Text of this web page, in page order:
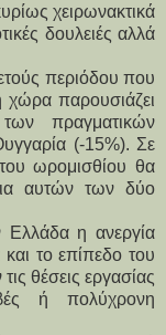
χειρωνακτικά
δουλειές αλλά
περιόδου που
παρουσιάζει
πραγματικών
(-15%). Σε
ωρομισθίου θα
αυτών των δύο
Ελλάδα η ανεργία
το επίπεδο του
θέσεις εργασίας
ή πολύχρονη